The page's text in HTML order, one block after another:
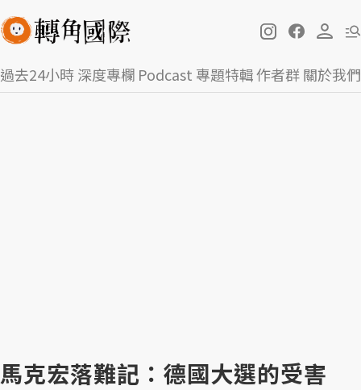
過去24小時深度專欄 Podcast 專題特輯作者群關於我們
馬克宏落難記：德國大選的受害